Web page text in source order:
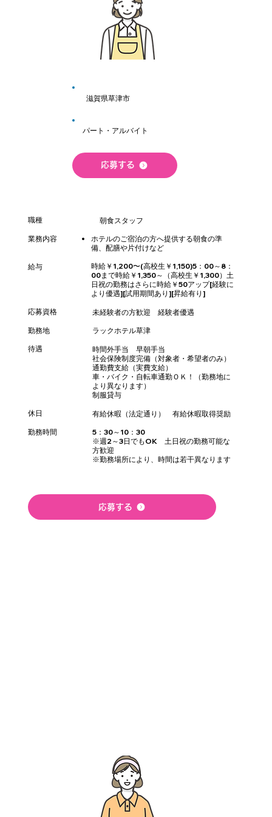
滋賀県草津市
パート・アルバイト
応募する
職種
朝食スタッフ
業務内容
ホテルのご宿泊の方へ提供する朝食の準
備、配膳や片付けなど
給与 時給￥1,200〜(高校生￥1,150)5：00～8：
00まで時給￥1,350～（高校生￥1,300） 土
日祝の勤務はさらに時給￥50アップ[経験に
より優遇][試用期間あり][昇給有り]
応募資格
未経験者の方歓迎 経験者優遇
​勤務地
ラックホテル草津
待遇
時間外手当 早朝手当
社会保険制度完備（対象者・希望者のみ）
通勤費支給（実費支給）
車・バイク・自転車通勤ＯＫ！（勤務地に
より異なります）
制服貸与
休日
有給休暇（法定通り） 有給休暇取得奨励
勤務時間
5：30～10：30
※週2～3日でもOK 土日祝の勤務可能な
方歓迎
※勤務場所により、時間は若干異なります
応募する